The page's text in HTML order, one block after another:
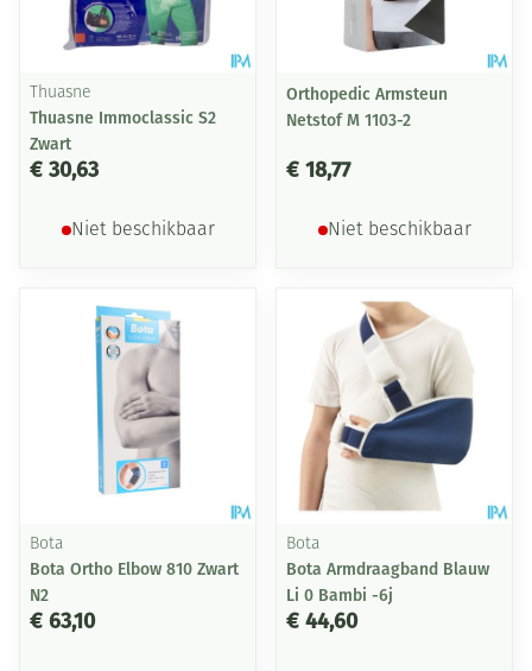
Thuasne
Thuasne Immoclassic S2
Zwart
€ 30,63
Niet beschikbaar
Orthopedic Armsteun
Netstof M 1103-2
€ 18,77
Niet beschikbaar
Bota
Bota Ortho Elbow 810 Zwart
N2
€ 63,10
Bota
Bota Armdraagband Blauw
Li 0 Bambi -6j
€ 44,60